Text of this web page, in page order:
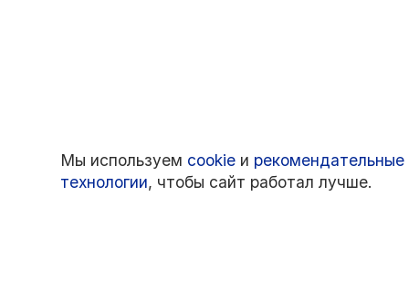
Мы используем cookie и рекомендательные
технологии, чтобы сайт работал лучше.